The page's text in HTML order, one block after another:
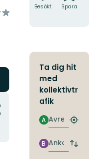
Besökt Spara
Ta dig hit
med
kollektivtr
afik
Avresa
A
Hitta
Ankomst
B
Byt